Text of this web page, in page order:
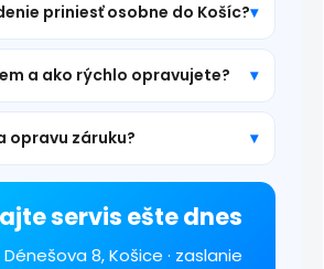
priniesť osobne do Košíc?
a ako rýchlo opravujete?
opravu záruku?
servis ešte dnes
8, Košice · zaslanie